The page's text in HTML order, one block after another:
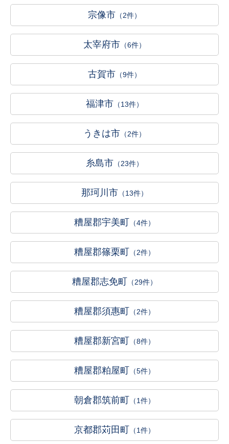
宗像市 （2件）
太宰府市 （6件）
古賀市 （9件）
福津市 （13件）
うきは市 （2件）
糸島市 （23件）
那珂川市 （13件）
糟屋郡宇美町 （4件）
糟屋郡篠栗町 （2件）
糟屋郡志免町 （29件）
糟屋郡須惠町 （2件）
糟屋郡新宮町 （8件）
糟屋郡粕屋町 （5件）
朝倉郡筑前町 （1件）
京都郡苅田町 （1件）